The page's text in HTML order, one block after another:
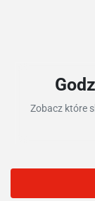
Zobacz które